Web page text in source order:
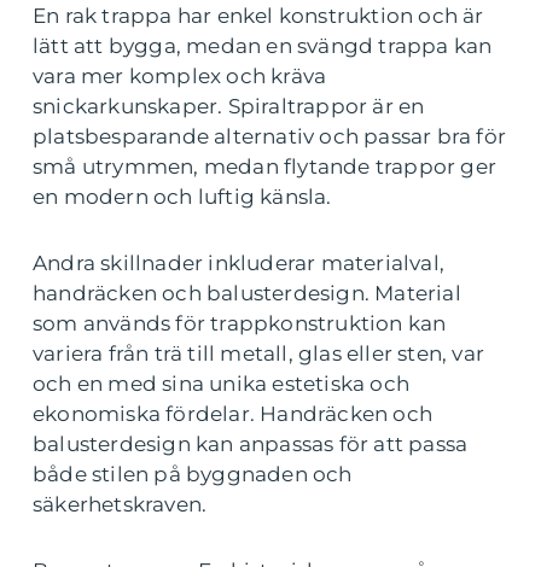
En rak trappa har enkel konstruktion och är
lätt att bygga, medan en svängd trappa kan
vara mer komplex och kräva
snickarkunskaper. Spiraltrappor är en
platsbesparande alternativ och passar bra för
små utrymmen, medan flytande trappor ger
en modern och luftig känsla.
Andra skillnader inkluderar materialval,
handräcken och balusterdesign. Material
som används för trappkonstruktion kan
variera från trä till metall, glas eller sten, var
och en med sina unika estetiska och
ekonomiska fördelar. Handräcken och
balusterdesign kan anpassas för att passa
både stilen på byggnaden och
säkerhetskraven.